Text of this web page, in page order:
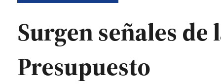
Surgen señales
Presupuesto